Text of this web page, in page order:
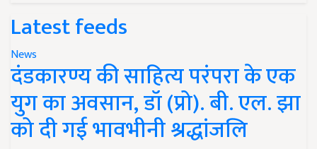
Latest feeds
News
दंडकारण्य की साहित्य परंपरा के एक
युग का अवसान, डॉ (प्रो). बी. एल. झा
को दी गई भावभीनी श्रद्धांजलि